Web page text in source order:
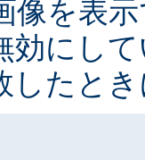
像を表
効にし
したと